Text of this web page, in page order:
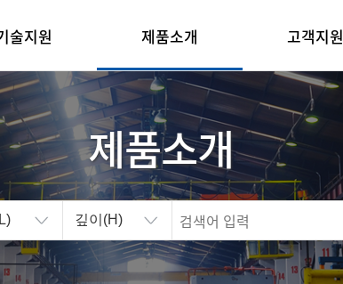
술지원
급
제품소개
엔클로져의 특징
플라스틱 엔클로져
알루미늄 엔클로져
케이블그랜드&플러그
콘타클립
액세서리
고객지원
온라인문의
제품소개